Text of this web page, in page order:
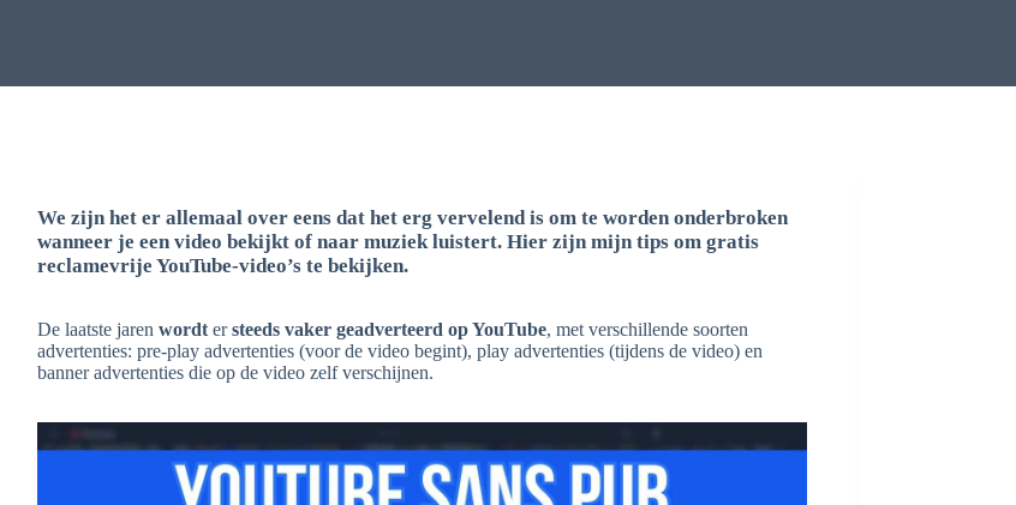
We zijn het er allemaal over eens dat het erg vervelend is om te worden onderbroken
wanneer je een video bekijkt of naar muziek luistert. Hier zijn mijn tips omgratis
reclamevrije YouTube-video’s te bekijken.
De laatste jarenwordtersteeds vaker geadverteerd op YouTube, met verschillende soorten
advertenties: pre-play advertenties (voor de video begint), play advertenties (tijdens de video) en
banner advertenties die op de video zelf verschijnen.